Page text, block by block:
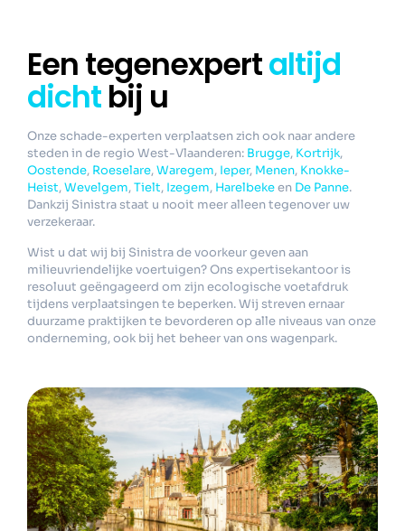
Een tegenexpertaltijd
dichtbij u
Onze schade-experten verplaatsen zich ook naar andere
steden in de regio West-Vlaanderen: Brugge, Kortrijk,
Oostende, Roeselare,Waregem, Ieper, Menen, Knokke-
Heist,Wevelgem,Tielt, Izegem, Harelbekeen De Panne.
Dankzij Sinistra staat u nooit meer alleen tegenover uw
verzekeraar.
Wist u dat wij bij Sinistra de voorkeur geven aan
milieuvriendelijke voertuigen? Ons expertisekantoor is
resoluut geëngageerd om zijn ecologische voetafdruk
tijdens verplaatsingen te beperken. Wij streven ernaar
duurzame praktijken te bevorderen op alle niveaus van onze
onderneming, ook bij het beheer van ons wagenpark.